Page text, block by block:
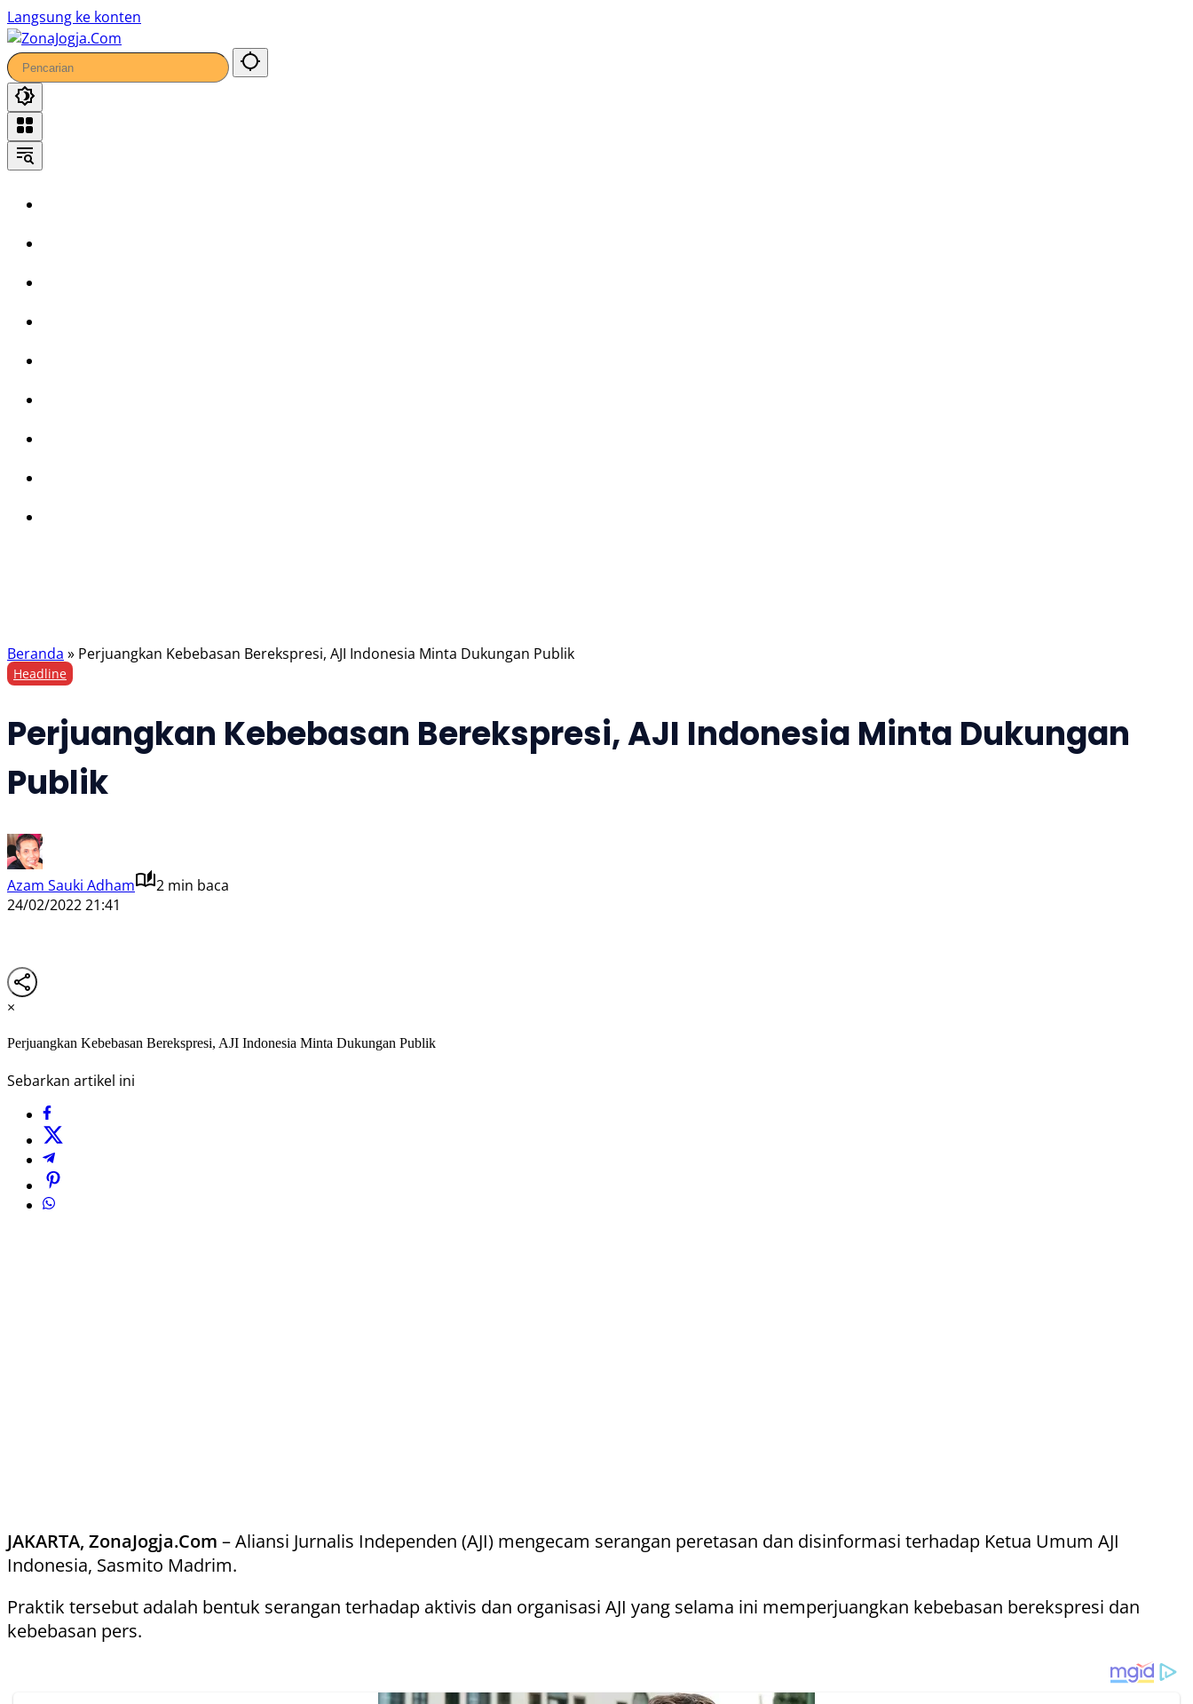
Langsung ke konten
Beranda » Perjuangkan Kebebasan Berekspresi, AJI Indonesia Minta Dukungan Publik
Headline
Perjuangkan Kebebasan Berekspresi, AJI Indonesia Minta Dukungan
Publik
Azam Sauki Adham
2 min baca
24/02/2022 21:41
×
Perjuangkan Kebebasan Berekspresi, AJI Indonesia Minta Dukungan Publik
Sebarkan artikel ini
JAKARTA, ZonaJogja.Com – Aliansi Jurnalis Independen (AJI) mengecam serangan peretasan dan disinformasi terhadap Ketua Umum AJI
Indonesia, Sasmito Madrim.
Praktik tersebut adalah bentuk serangan terhadap aktivis dan organisasi AJI yang selama ini memperjuangkan kebebasan berekspresi dan
kebebasan pers.